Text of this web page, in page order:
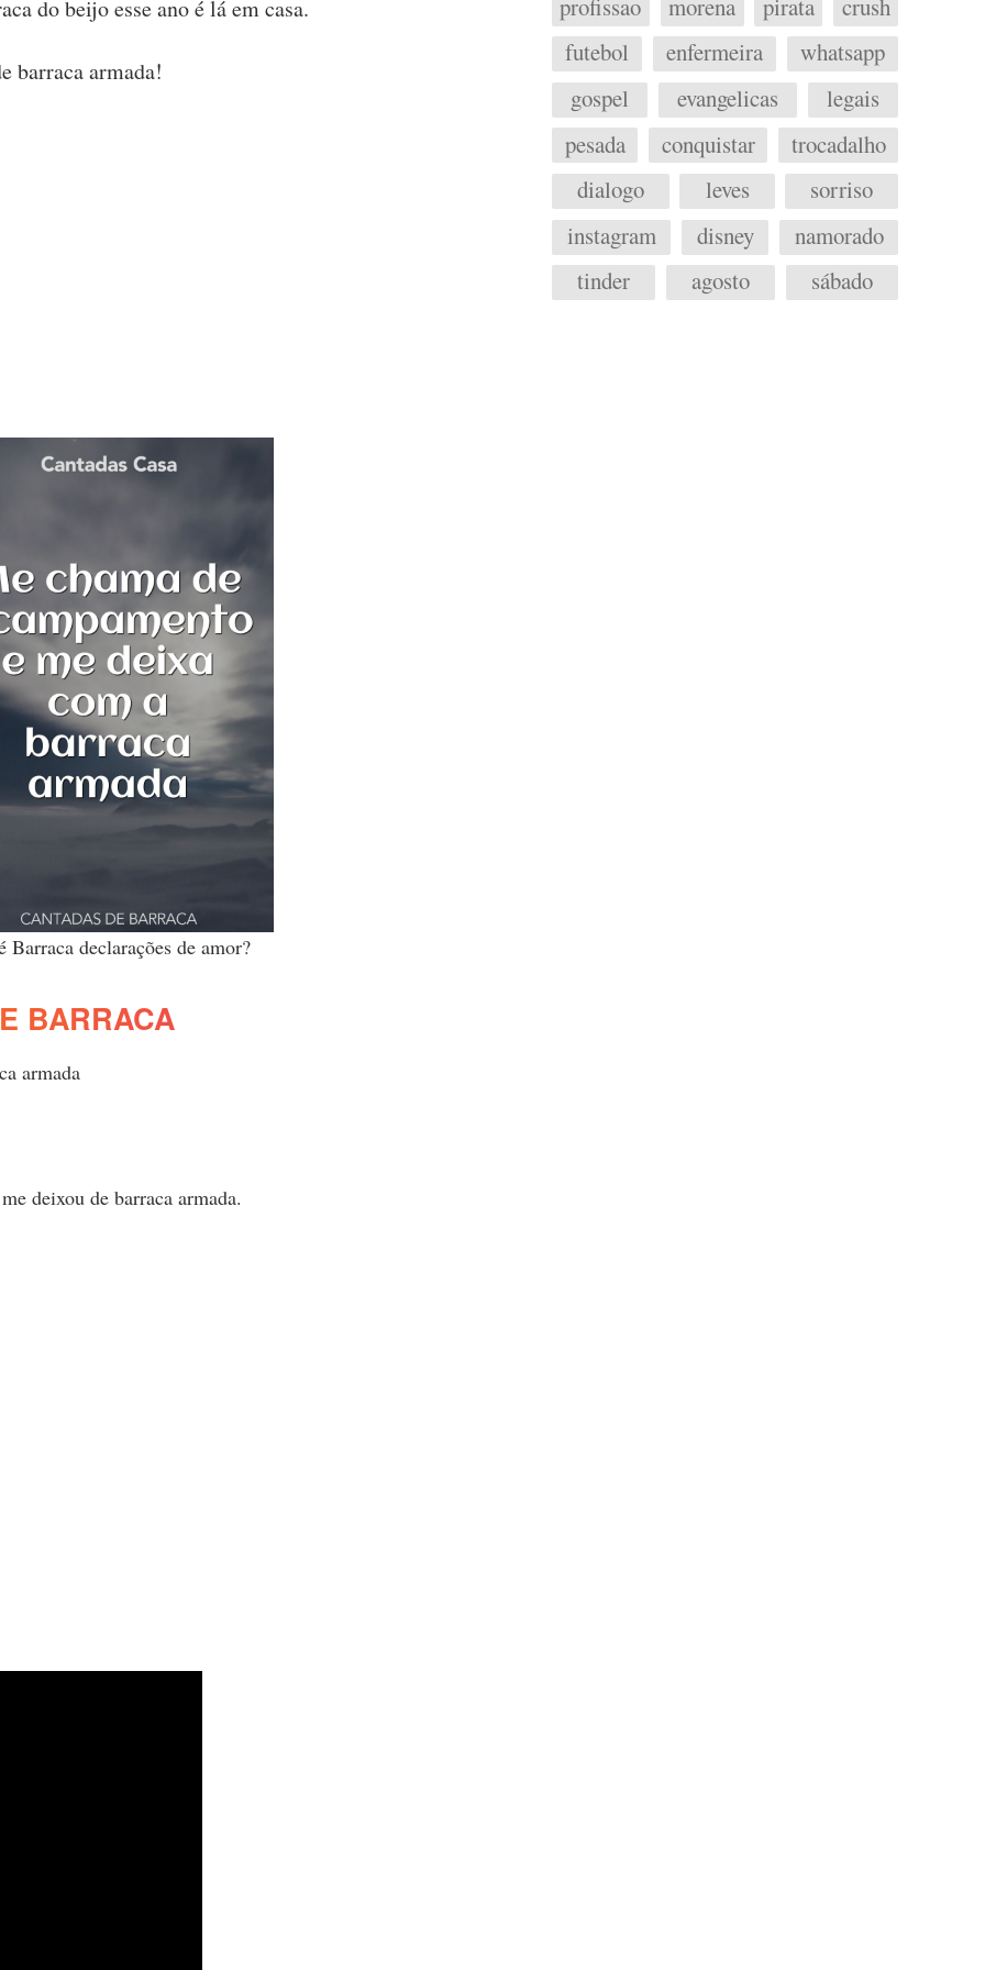
do beijo esse ano é lá em casa.
barraca armada!
Barraca declarações de amor?
BARRACA
armada
deixou de barraca armada.
profissao morena pirata
crush
futebol
enfermeira
whatsapp
gospel
evangelicas
legais
pesada
conquistar
trocadalho
dialogo
leves
sorriso
instagram
disney
namorado
tinder
agosto sábado